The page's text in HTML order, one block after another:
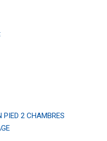
PIED 2 CHAMBRES